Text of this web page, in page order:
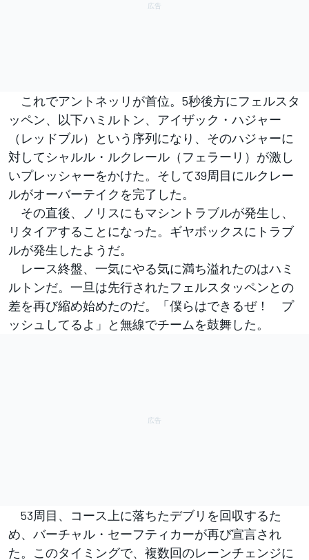
これでアントネッリが首位。5秒後方にフェルスタ
ッペン、以下ハミルトン、アイザック・ハジャー
（レッドブル）という序列になり、そのハジャーに
対してシャルル・ルクレール（フェラーリ）が激し
いプレッシャーをかけた。そして39周目にルクレー
ルがオーバーテイクを完了した。
その直後、ノリスにもマシントラブルが発生し、
リタイアすることになった。ギヤボックスにトラブ
ルが発生したようだ。
レース終盤、一気にやる気に満ち溢れたのはハミ
ルトンだ。一旦は先行されたフェルスタッペンとの
差を再び縮め始めたのだ。「僕らはできるぜ！ プ
ッシュしてるよ」と無線でチームを鼓舞した。
53周目、コース上に落ちたデブリを回収するた
め、バーチャル・セーフティカーが再び宣言され
た。このタイミングで、複数回のレーンチェンジに